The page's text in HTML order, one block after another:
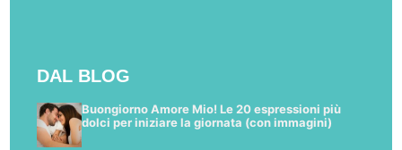
DAL BLOG
Buongiorno Amore Mio! Le 20 espressioni più
dolci per iniziare la giornata (con immagini)